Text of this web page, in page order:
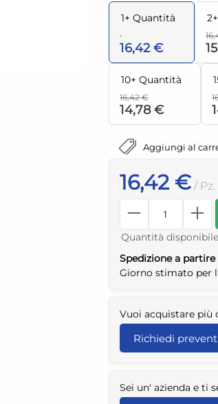
1+ Quantità
16,42 €
10+ Quantità
16,42 €
14,78 €
Aggiungi al
16,42 € /
Quantità
Spedizione a partire
Giorno stimato per
Vuoi acquistare più
Richiedi
Sei un' azienda e ti